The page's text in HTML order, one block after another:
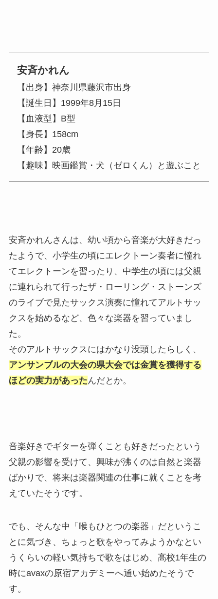
安斉かれん
【出身】神奈川県藤沢市出身
【誕生日】1999年8月15日
【血液型】B型
【身長】158cm
【年齢】20歳
【趣味】映画鑑賞・犬（ゼロくん）と遊ぶこと
安斉かれんさんは、幼い頃から音楽が大好きだっ
たようで、小学生の頃にエレクトーン奏者に憧れ
てエレクトーンを習ったり、中学生の頃には父親
に連れられて行ったザ・ローリング・ストーンズ
のライブで見たサックス演奏に憧れてアルトサッ
クスを始めるなど、色々な楽器を習っていまし
た。
そのアルトサックスにはかなり没頭したらしく、
アンサンブルの大会の県大会では金賞を獲得する
ほどの実力があったんだとか。
音楽好きでギターを弾くことも好きだったという
父親の影響を受けて、興味が沸くのは自然と楽器
ばかりで、将来は楽器関連の仕事に就くことを考
えていたそうです。
でも、そんな中「喉もひとつの楽器」だというこ
とに気づき、ちょっと歌をやってみようかなとい
うくらいの軽い気持ちで歌をはじめ、高校1年生の
時にavaxの原宿アカデミーへ通い始めたそうで
す。